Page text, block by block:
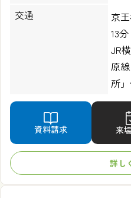
交通
京
13分
JR
原
所
資料請求 来
詳し